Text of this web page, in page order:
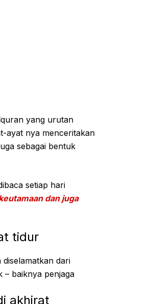
yang urutan
ayat nya menceritakan
sebagai bentuk
setiap hari
dan juga
tidur
dari
– baiknya penjaga
akhirat